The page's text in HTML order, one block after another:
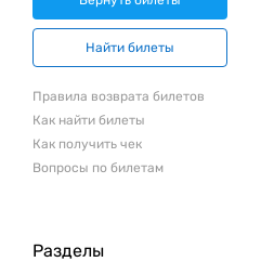
Найти билеты
Правила возврата билетов
Как найти билеты
Как получить чек
Вопросы по билетам
Разделы